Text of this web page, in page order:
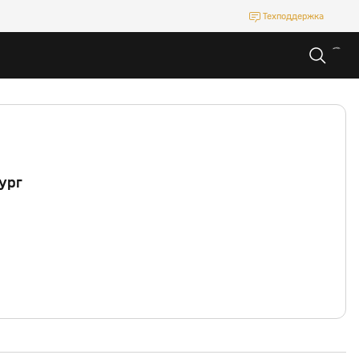
Техподдержка